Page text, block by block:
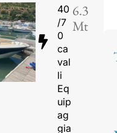
40
/7
0
ca
val
li
Eq
uip
ag
gia
6.3
Mt